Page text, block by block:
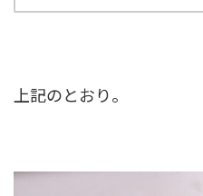
上記のとおり。